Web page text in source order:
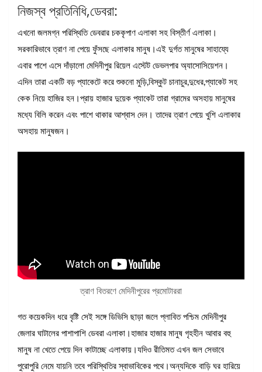
নিজস্ব প্রতিনিধি,ডেবরা:
এখনো জলমগ্ন পরিস্থিতি ডেবরার চককৃপাণ এলাকা সহ বিস্তীর্ণ এলাকা।
সরকারিভাবে ত্রাণ না পেয়ে ফুঁসছে এলাকার মানুষ।এই দুর্গত মানুষের সাহায্যে
এবার পাশে এসে দাঁড়ালো মেদিনীপুর রিয়েল এস্টেট ডেভলপার অ্যাসোসিয়েশন।
এদিন তারা একটি বড় প্যাকেটে করে শুকনো মুড়ি,বিস্কুট চানাচুর,দুধের,প্যাকেট সহ
কেক নিয়ে হাজির হন।প্রায় হাজার দুয়েক প্যাকেট তারা গ্রামের অসহায় মানুষের
মধ্যে বিলি করেন এবং পাশে থাকার আশ্বাস দেন। তাদের ত্রাণ পেয়ে খুশি এলাকার
অসহায় মানুষজন।
ত্রাণ বিতরণে মেদিনীপুরের প্রমোটাররা
গত কয়েকদিন ধরে বৃষ্টি সেই সঙ্গে ডিভিসি ছাড়া জলে প্লাবিত পশ্চিম মেদিনীপুর
জেলার ঘাটালের পাশাপাশি ডেবরা এলাকা।হাজার হাজার মানুষ গৃহহীন আবার বহু
মানুষ না খেতে পেয়ে দিন কাটাচ্ছে এলাকায়।যদিও রীতিমত এখন জল সেভাবে
পুরোপুরি নেমে যায়নি তবে পরিস্থিতির স্বাভাবিকের পথে।অন্যদিকে বাড়ি ঘর হারিয়ে